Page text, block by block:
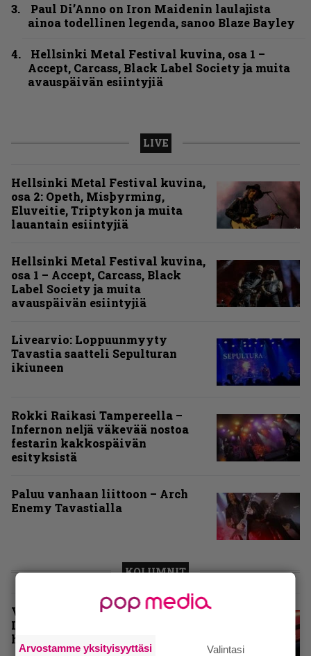
Paul Di’Anno on Iron Maidenin laulajista
ainoa todellinen legenda, sanoo Blaze Bayley
Hellsinki Metal Festival kuvina, osa 1 –
Accept, Carcass, Black Label Society ja muita
avauspäivän esiintyjiä
LIVE
Hellsinki Metal Festival kuvina,
osa 2: Opeth, Misþyrming,
Eluveitie, Triptykon ja muita
lauantain esiintyjiä
Hellsinki Metal Festival kuvina,
osa 1 – Accept, Carcass, Black
Label Society ja muita
avauspäivän esiintyjiä
Livearvio: Loppuunmyyty
Tavastia saatteli Sepulturan
ikiuneen
Rokki Raikasi Tampereella –
Infernon neljä väkevää nostoa
festarin kakkospäivän
esityksistä
Paluu vanhaan liittoon – Arch
Enemy Tavastialla
KOLUMNIT
Vuoden 2025 raskaimmat –
Infernon toimituskunnan
henkilökohtaiset suosikit
Arvostamme yksityisyyttäsi Valintasi